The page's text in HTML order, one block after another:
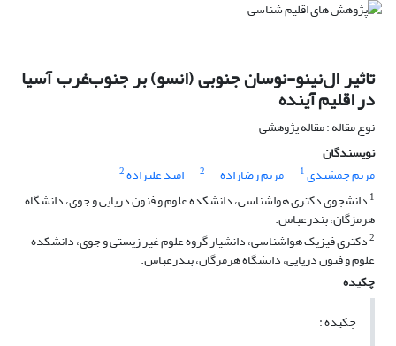
تاثیر ال‌نینو-نوسان جنوبی (انسو) بر جنوب‌غرب آسیا
در اقلیم آینده
نوع مقاله : مقاله پژوهشی
نویسندگان
مریم جمشیدی1 مریم رضازاده 2 امید علیزاده2
1 دانشجوی دکتری هواشناسی، دانشکده علوم و فنون دریایی و جوی، دانشگاه
هرمزگان، بندرعباس.
2دکتری فیزیک هواشناسی، دانشیار گروه علوم غیر زیستی و جوی، دانشکده
علوم و فنون دریایی، دانشگاه هرمزگان، بندرعباس.
چکیده
چکیده :